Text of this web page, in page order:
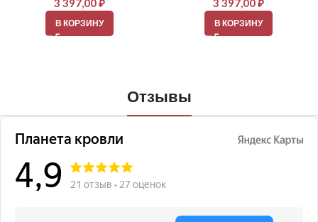
3 397,00₽
В КОРЗИНУ
3 397,00₽
В КОРЗИНУ
Отзывы